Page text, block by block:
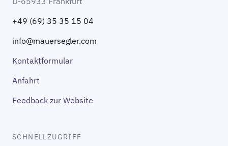
+49 (69) 35 35 15 04
info@mauersegler.com
Kontaktformular
Anfahrt
Feedback zur Website
SCHNELLZUGRIFF